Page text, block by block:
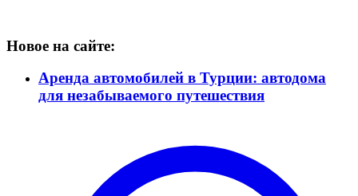
Новое на сайте:
Аренда автомобилей в Турции: автодома
для незабываемого путешествия